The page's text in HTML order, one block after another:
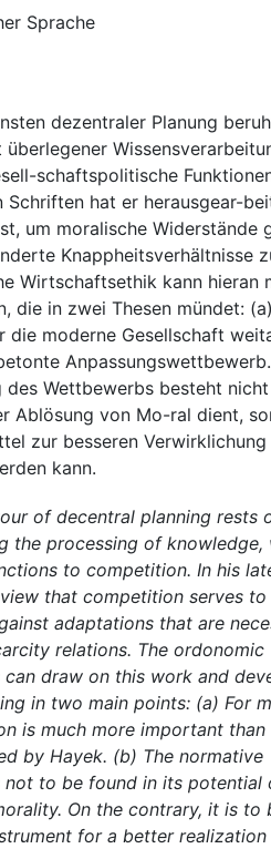
Sprache
dezentraler Planung
schaftspolitische
Schriften hat er herausgear-
um moralische Widerstände
Knappheitsverhältnisse
Wirtschaftsethik kann hieran
die in zwei Thesen mündet: (a)
moderne Gesellschaft
Wettbewerbs besteht
Ablösung von Mo-ral dient,
zur besseren
kann.
of decentral planning rests
the processing of knowledge,
to competition. In his
that competition serves to
adaptations that are
relations. The ordonomic
draw on this work and
in two main points: (a) For
is much more important than
by Hayek. (b) The normative
to be found in its potential
On the contrary, it is to
for a better